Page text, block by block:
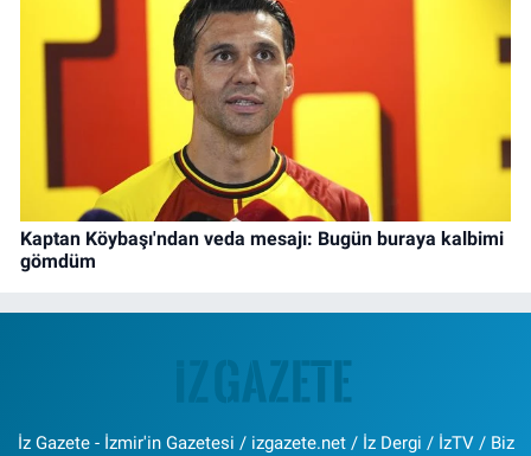
Kaptan Köybaşı'ndan veda mesajı: Bugün buraya kalbimi
gömdüm
İz Gazete - İzmir'in Gazetesi / izgazete.net / İz Dergi / İzTV / Biz